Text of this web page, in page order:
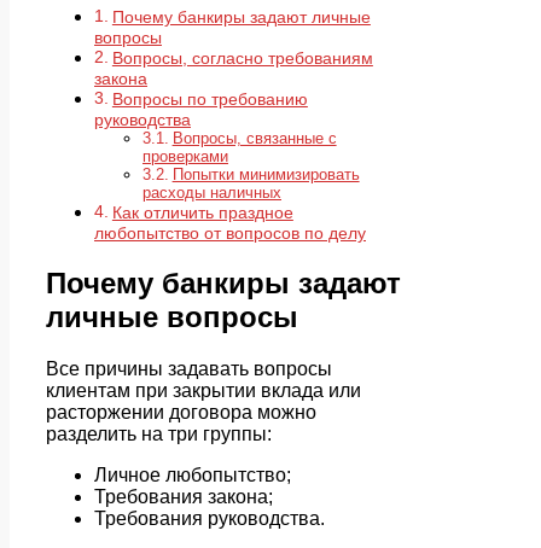
Почему банкиры задают личные
вопросы
Вопросы, согласно требованиям
закона
Вопросы по требованию
руководства
Вопросы, связанные с
проверками
Попытки минимизировать
расходы наличных
Как отличить праздное
любопытство от вопросов по делу
Почему банкиры задают
личные вопросы
Все причины задавать вопросы
клиентам при закрытии вклада или
расторжении договора можно
разделить на три группы:
Личное любопытство;
Требования закона;
Требования руководства.